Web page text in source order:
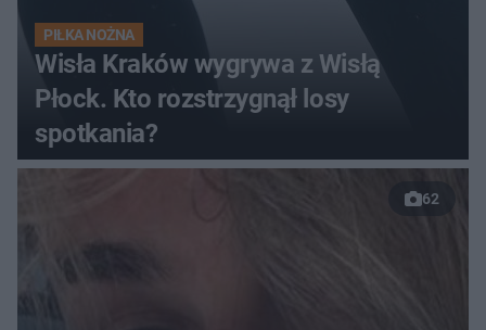
PIŁKA NOŻNA
Wisła Kraków wygrywa z Wisłą
Płock. Kto rozstrzygnął losy
spotkania?
62